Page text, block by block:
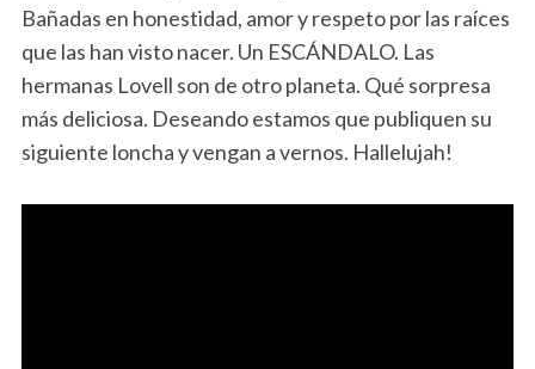
Bañadas en honestidad, amor y respeto por las raíces
que las han visto nacer. Un ESCÁNDALO. Las
hermanas Lovell son de otro planeta. Qué sorpresa
más deliciosa. Deseando estamos que publiquen su
siguiente loncha y vengan a vernos. Hallelujah!